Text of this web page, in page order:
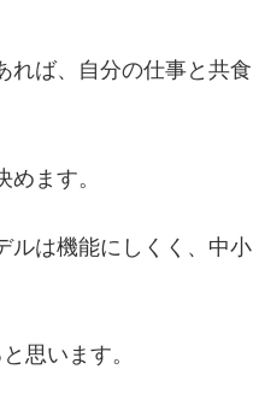
れば、自分の仕事と共食
ます。
ルは機能にしくく、中小
思います。